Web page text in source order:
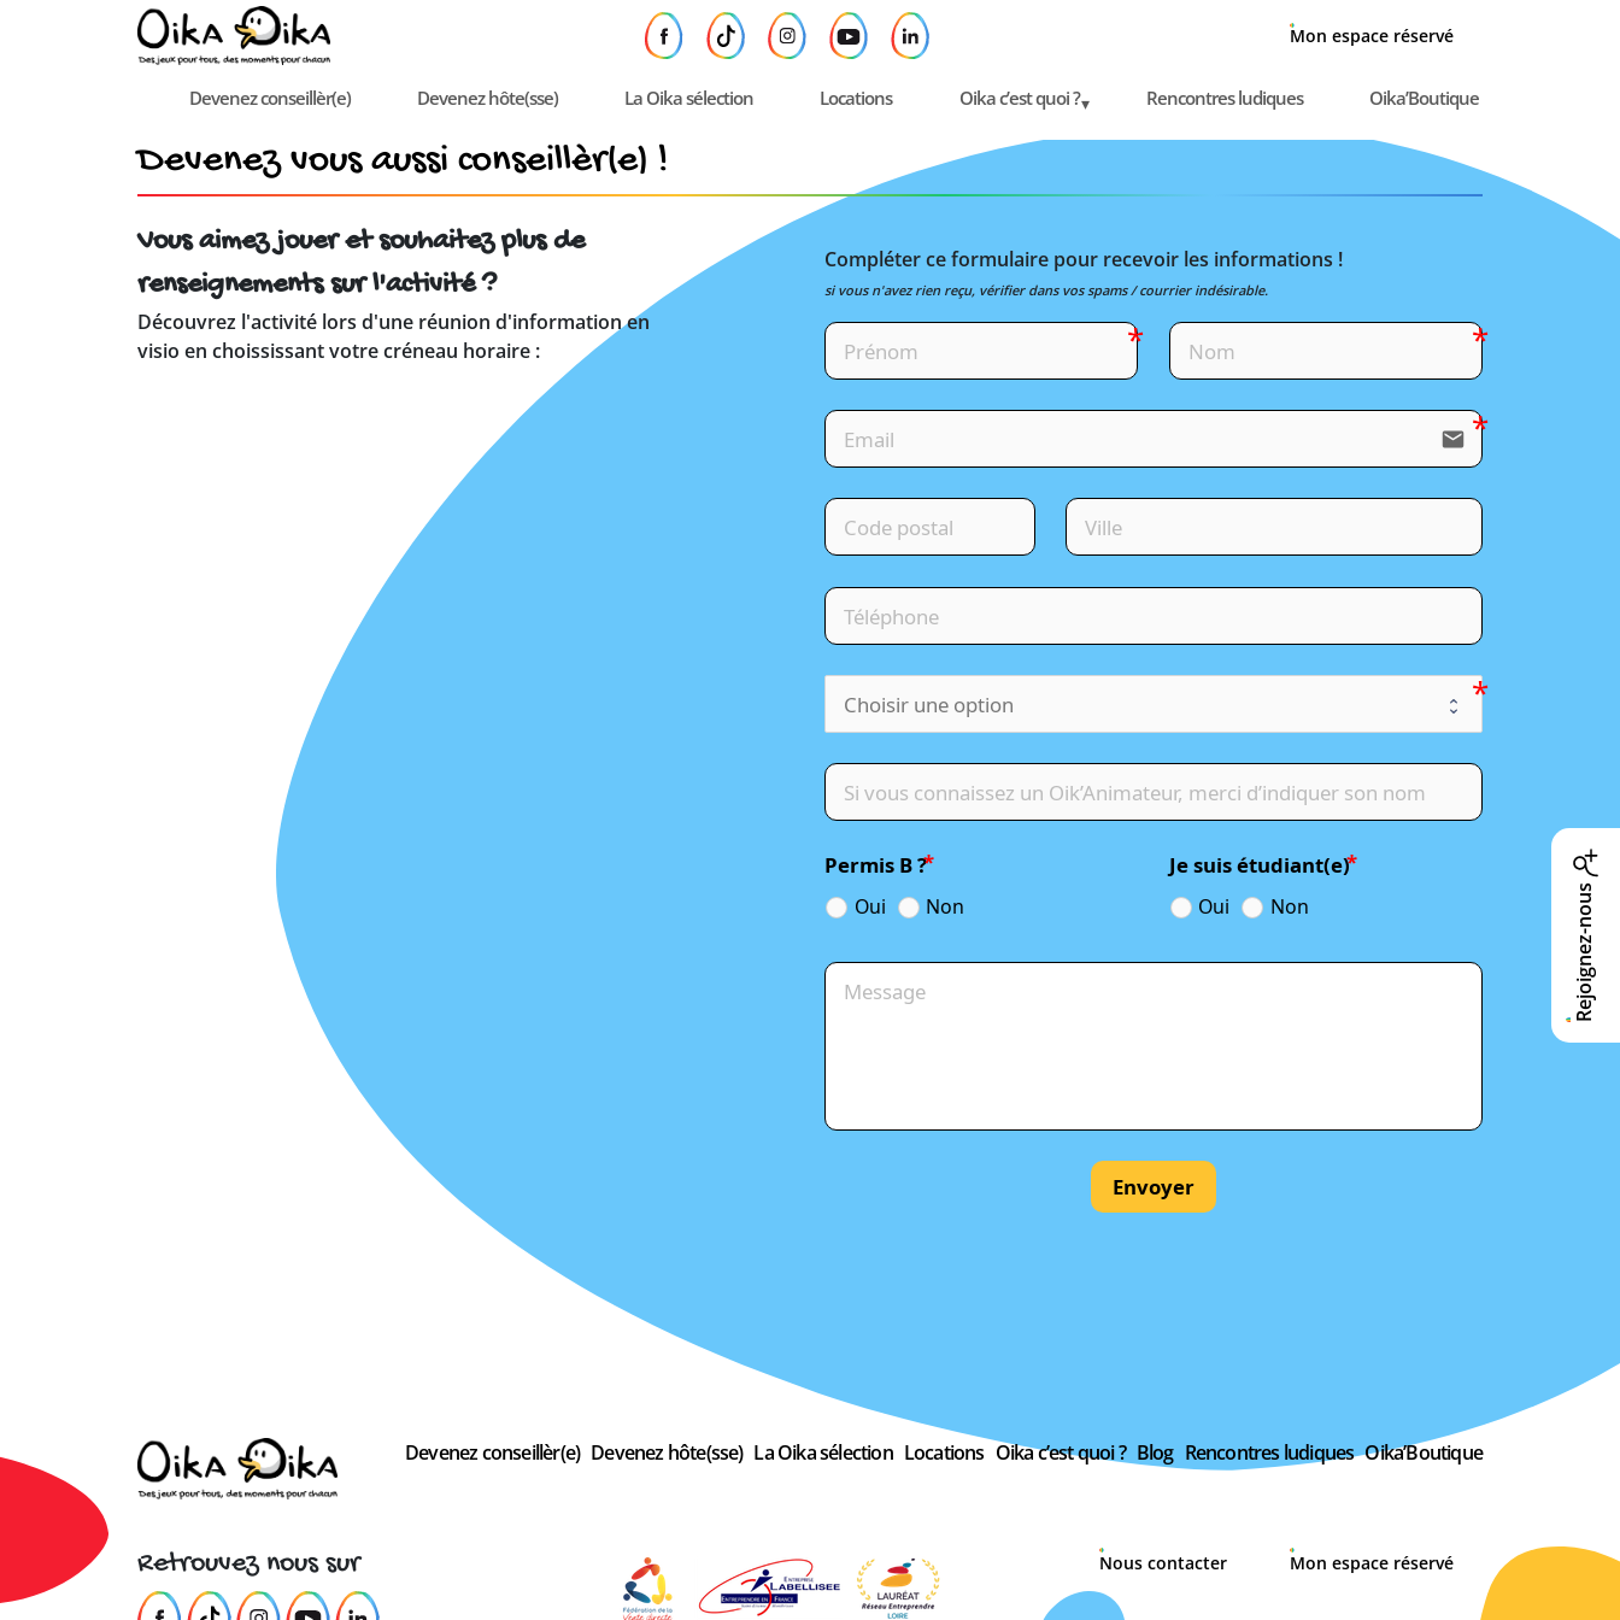
Rejoignez-nous
Mon espace réservé
Devenez conseillèr(e) Devenez hôte(sse) La Oika sélection Locations Oika c’est quoi ? Rencontres ludiques Oika’Boutique
Devenez vous aussi conseillèr(e) !
Vous aimez jouer et souhaitez plus de
renseignements sur l'activité ?
Découvrez l'activité lors d'une réunion d'information en
visio en choississant votre créneau horaire :
Compléter ce formulaire pour recevoir les informations !
si vous n'avez rien reçu, vérifier dans vos spams / courrier indésirable.
email
Permis B ?
Oui Non
Je suis étudiant(e)
Oui Non
Envoyer
Devenez conseillèr(e) Devenez hôte(sse) La Oika sélection Locations Oika c’est quoi ? Blog Rencontres ludiques Oika’Boutique
Retrouvez nous sur Nous contacter Mon espace réservé